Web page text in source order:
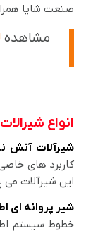
صنعت شایا
مشاهده
انواع
شیرآلات آتش
کاربرد های
این شیرآلات می
شیر پروانه ای
خطوط سیستم